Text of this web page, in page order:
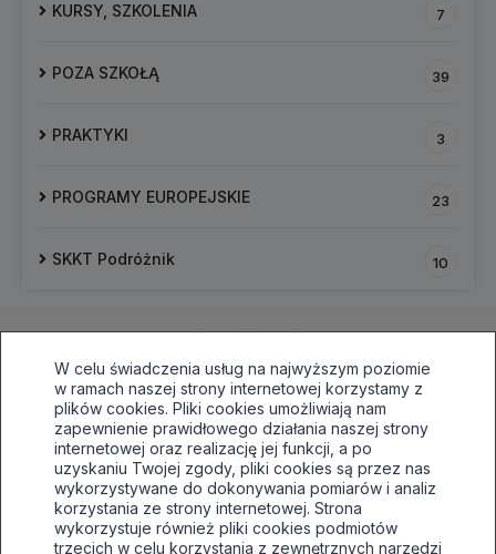
W celu świadczenia usług na najwyższym poziomie
w ramach naszej strony internetowej korzystamy z
plików cookies. Pliki cookies umożliwiają nam
zapewnienie prawidłowego działania naszej strony
internetowej oraz realizację jej funkcji, a po
uzyskaniu Twojej zgody, pliki cookies są przez nas
wykorzystywane do dokonywania pomiarów i analiz
korzystania ze strony internetowej. Strona
wykorzystuje również pliki cookies podmiotów
trzecich w celu korzystania z zewnętrznych narzędzi
KURSY, SZKOLENIA 7
POZA SZKOŁĄ 39
PRAKTYKI 3
PROGRAMY EUROPEJSKIE 23
SKKT Podróżnik 10
33 496 81 64,awaryjnie515030138
sekretariat@tuwim.edu.pl
Bielsko-Biała, ul.Filarowa 52
Deklaracja dostępności